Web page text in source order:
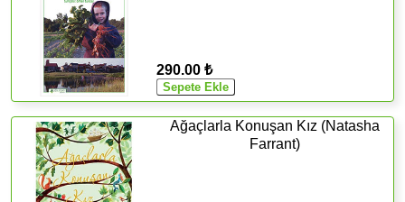
290.00 ₺
Ağaçlarla Konuşan Kız (Natasha
Farrant)